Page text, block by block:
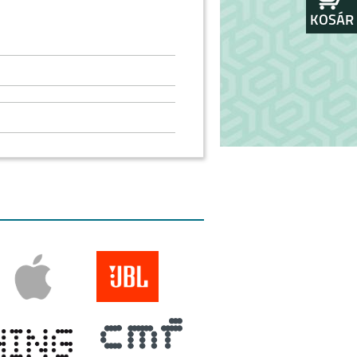
KOSÁR